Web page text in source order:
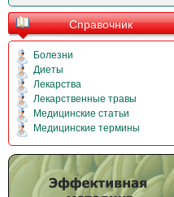
Справочник
Болезни
Диеты
Лекарства
Лекарственные травы
Медицинские статьи
Медицинские термины